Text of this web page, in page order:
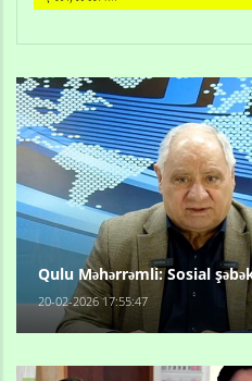
Qulu Məhərrəmli: Sosial
20-02-2026 17:55:47